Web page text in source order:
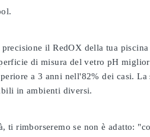
il RedOX della tua
di misura del vetro pH
a 3 anni nell'82% dei casi. La
in ambienti diversi.
ti rimborseremo se non è adatto: